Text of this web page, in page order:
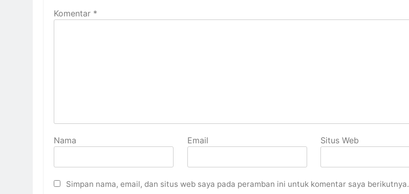
Komentar *
Nama Email Situs Web
Simpan nama, email, dan situs web saya pada peramban ini untuk komentar saya berikutnya.